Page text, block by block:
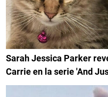
Sarah Jessica Parker
Carrie en la serie 'And